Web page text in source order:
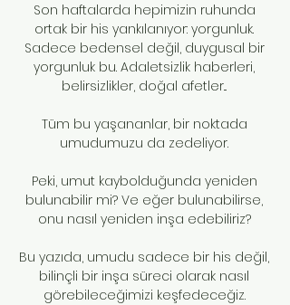
Son haftalarda hepimizin ruhunda
ortak bir his yankılanıyor: yorgunluk.
Sadece bedensel değil, duygusal bir
yorgunluk bu. Adaletsizlik haberleri,
belirsizlikler, doğal afetler...
Tüm bu yaşananlar, bir noktada
umudumuzu da zedeliyor.
Peki, umut kaybolduğunda yeniden
bulunabilir mi? Ve eğer bulunabilirse,
onu nasıl yeniden inşa edebiliriz?
Bu yazıda, umudu sadece bir his değil,
bilinçli bir inşa süreci olarak nasıl
görebileceğimizi keşfedeceğiz.